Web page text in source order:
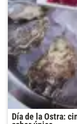
Día de la Ostra: